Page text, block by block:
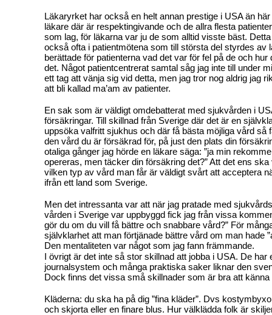
Läkaryrket har också en helt annan prestige i USA än
läkare där är respektingivande och de allra flesta
som lag, för läkarna var ju de som alltid visste bäst.
också ofta i patientmötena som till största del styrdes av
berättade för patienterna vad det var för fel på de och hur
det. Något patientcentrerat samtal såg jag inte till under
ett tag att vänja sig vid detta, men jag tror nog aldrig jag
att bli kallad ma’am av patienter.
En sak som är väldigt omdebatterat med sjukvården i
försäkringar. Till skillnad från Sverige där det är en
uppsöka valfritt sjukhus och där få bästa möjliga vård så
den vård du är försäkrad för, på just den plats din
otaliga gånger jag hörde en läkare säga: ”ja min
opereras, men täcker din försäkring det?” Att det ens
vilken typ av vård man får är väldigt svårt att acceptera
ifrån ett land som Sverige.
Men det intressanta var att när jag pratade med
vården i Sverige var uppbyggd fick jag från vissa
gör du om du vill få bättre och snabbare vård?” För
självklarhet att man förtjänade bättre vård om man hade
Den mentaliteten var något som jag fann främmande.
I övrigt är det inte så stor skillnad att jobba i USA. De har
journalsystem och många praktiska saker liknar den
Dock finns det vissa små skillnader som är bra att
Kläderna: du ska ha på dig ”fina kläder”. Dvs
och skjorta eller en finare blus. Hur välklädda folk är